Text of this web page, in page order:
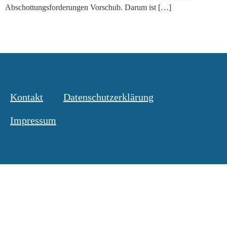
Abschottungsforderungen Vorschub. Darum ist […]
Kontakt Datenschutzerklärung
Impressum